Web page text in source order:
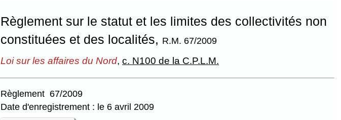
Règlement sur le statut et les limites des collectivités non
constituées et des localités, R.M. 67/2009
Loi sur les affaires du Nord, c. N100 de la C.P.L.M.
Règlement 67/2009
Date d'enregistrement : le 6 avril 2009